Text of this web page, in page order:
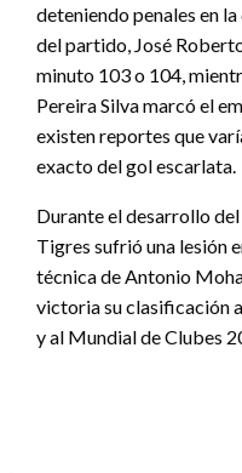
deteniendo penales en
del partido, José
minuto 103 o 104,
Pereira Silva marcó el
existen reportes que
exacto del gol escarlata.
Durante el desarrollo
Tigres sufrió una lesión
técnica de Antonio
victoria su clasificación
y al Mundial de Clubes